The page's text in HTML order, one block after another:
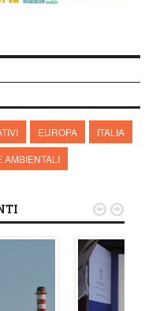
EUROPA
ITALIA
AMBIENTALI
 